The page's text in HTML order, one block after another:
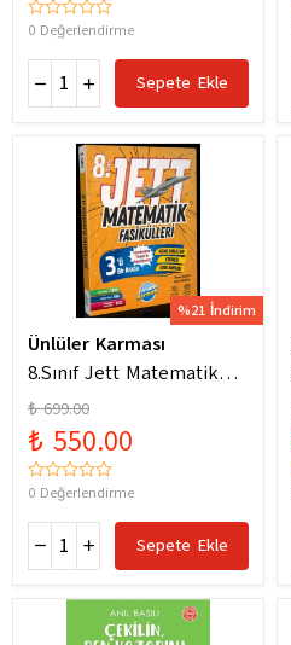
0 Değerlendirme
Sepete Ekle
%21 İndirim
Ünlüler Karması
8.Sınıf Jett Matematik
Fasiküller Soru Bankası /
Kolektif / Ünlüler
Karması / 9786256529786
₺ 699.00
₺ 550.00
0 Değerlendirme
Sepete Ekle